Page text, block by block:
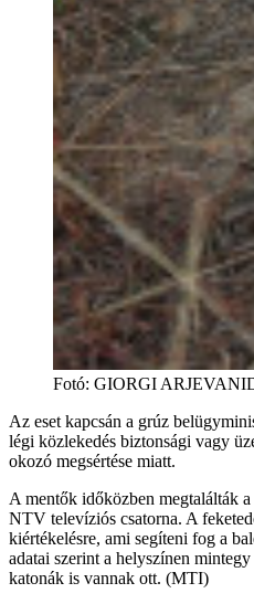
Fotó: GIORGI
Az eset kapcsán a grúz
légi közlekedés biztonsági vagy
okozó megsértése miatt.
A mentők időközben megtalálták
NTV televíziós csatorna. A
kiértékelésre, ami segíteni fog a
adatai szerint a helyszínen
katonák is vannak ott. (MTI)